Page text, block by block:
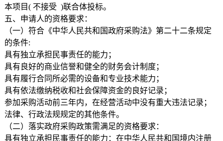
本项目( 不接受 )联合体投标。
五、申请人的资格要求：
（一）符合《中华人民共和国政府采购法》第二十二条规定
的条件:
具有独立承担民事责任的能力；
具有良好的商业信誉和健全的财务会计制度；
具有履行合同所必需的设备和专业技术能力；
具有依法缴纳税收和社会保障资金的良好记录；
参加采购活动前三年内，在经营活动中没有重大违法记录；
法律、行政法规规定的其他条件。
（二）落实政府采购政策需满足的资格要求：
具有独立承担民事责任的能力：在中华人民共和国境内注册